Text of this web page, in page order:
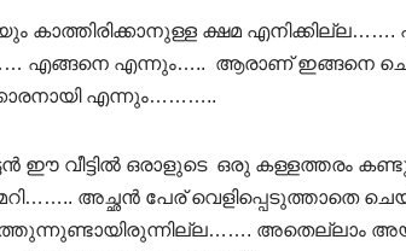
കാത്തിരിക്കാനുള്ള ക്ഷമ
എങ്ങനെ എന്നും….. ആരാണ് ഇങ്ങനെ
എന്നും………..
ഈ വീട്ടിൽ ഒരാളുടെ ഒരു കള്ളത്തരം
അച്ഛൻ പേര്
അതെല്ലാം